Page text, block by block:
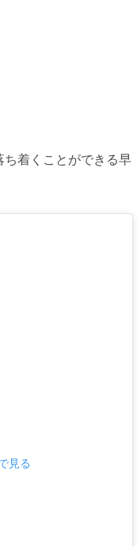
着くことができる早
見る